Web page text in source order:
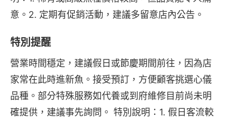
意。2. 定期有促銷活動，建議多留意店內公告。
特別提醒
營業時間穩定，建議假日或節慶期間前往，因為店
家常在此時進新魚。接受預訂，方便顧客挑選心儀
品種。部分特殊服務如代養或到府維修目前尚未明
確提供，建議事先詢問。 特別說明：1. 假日客流較